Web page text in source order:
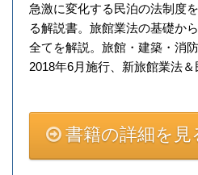
急激に変化する民泊の法制度
る解説書。旅館業法の基礎か
全てを解説。旅館・建築・消
2018年6月施行、新旅館業法＆
書籍の詳細を見